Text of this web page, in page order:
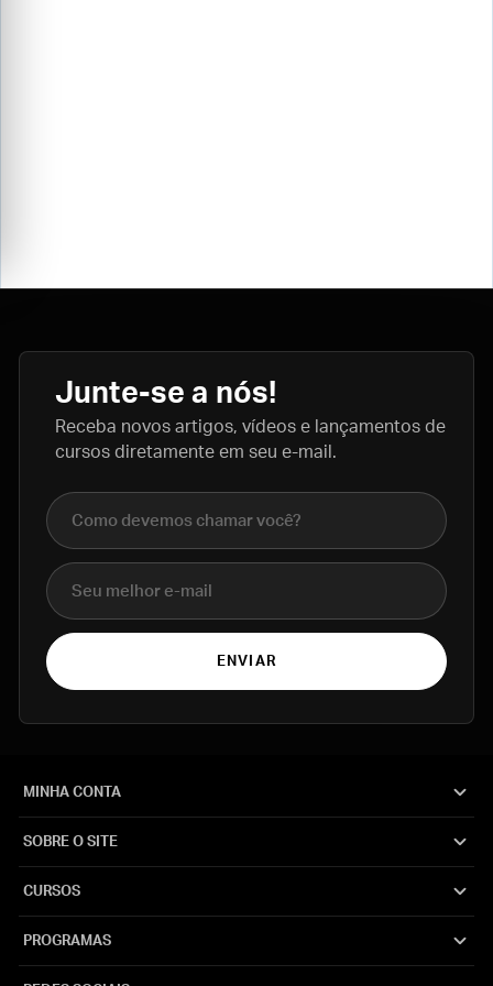
Junte-se a nós!
Receba novos artigos, vídeos e lançamentos de
cursos diretamente em seu e-mail.
Nome completo
E-mail
ENVIAR
MINHA CONTA
SOBRE O SITE
CURSOS
PROGRAMAS